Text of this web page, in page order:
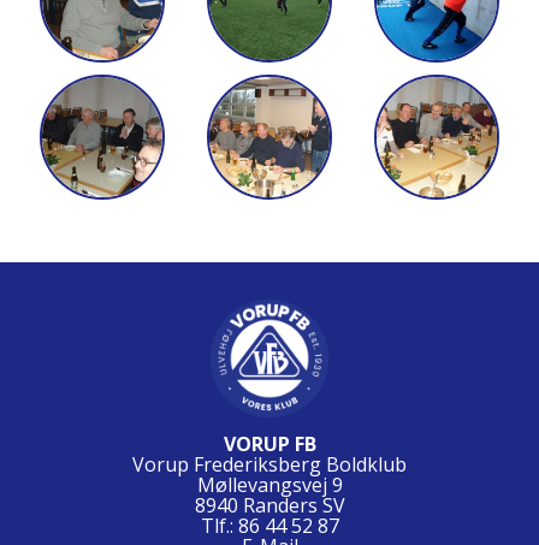
VORUP FB
Vorup Frederiksberg Boldklub
Møllevangsvej 9
8940 Randers SV
Tlf.: 86 44 52 87